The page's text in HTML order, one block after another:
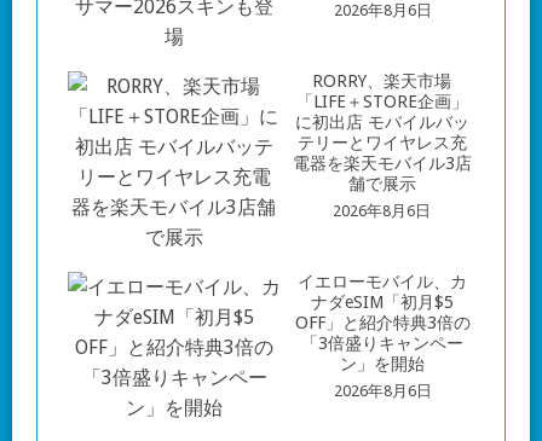
2026年8月6日
RORRY、楽天市場
「LIFE＋STORE企画」
に初出店 モバイルバッ
テリーとワイヤレス充
電器を楽天モバイル3店
舗で展示
2026年8月6日
イエローモバイル、カ
ナダeSIM「初月$5
OFF」と紹介特典3倍の
「3倍盛りキャンペー
ン」を開始
2026年8月6日